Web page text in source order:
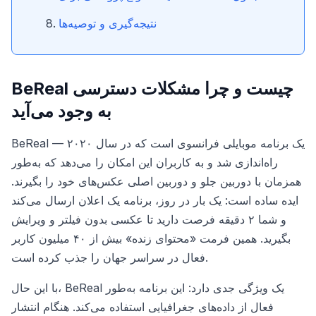
نتیجه‌گیری و توصیه‌ها
BeReal چیست و چرا مشکلات دسترسی
به وجود می‌آید
BeReal — یک برنامه موبایلی فرانسوی است که در سال ۲۰۲۰
راه‌اندازی شد و به کاربران این امکان را می‌دهد که به‌طور
همزمان با دوربین جلو و دوربین اصلی عکس‌های خود را بگیرند.
ایده ساده است: یک بار در روز، برنامه یک اعلان ارسال می‌کند
و شما ۲ دقیقه فرصت دارید تا عکسی بدون فیلتر و ویرایش
بگیرید. همین فرمت «محتوای زنده» بیش از ۴۰ میلیون کاربر
فعال در سراسر جهان را جذب کرده است.
با این حال، BeReal یک ویژگی جدی دارد: این برنامه به‌طور
فعال از داده‌های جغرافیایی استفاده می‌کند. هنگام انتشار